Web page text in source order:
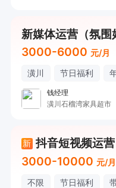
新媒体运营（氛围
3000-6000 元/月
潢川 节日福利
钱经理
潢川石榴湾家具超市
新 抖音短视频运营
3000-10000 元/月
不限 节日福利